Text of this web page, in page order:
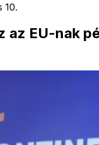
10.
az EU-nak